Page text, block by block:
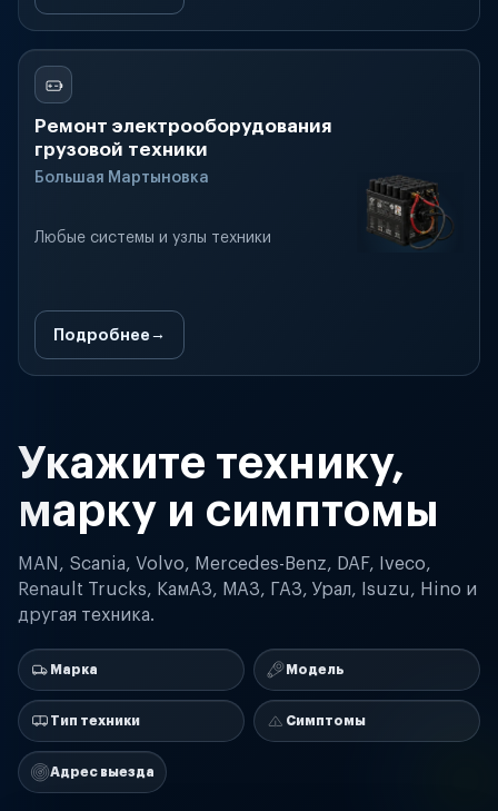
Ремонт электрооборудования
грузовой техники
Большая Мартыновка
Любые системы и узлы техники
Подробнее
Укажите технику,
марку и симптомы
MAN, Scania, Volvo, Mercedes-Benz, DAF, Iveco,
Renault Trucks, КамАЗ, МАЗ, ГАЗ, Урал, Isuzu, Hino и
другая техника.
Марка Модель
Тип техники Симптомы
Адрес выезда